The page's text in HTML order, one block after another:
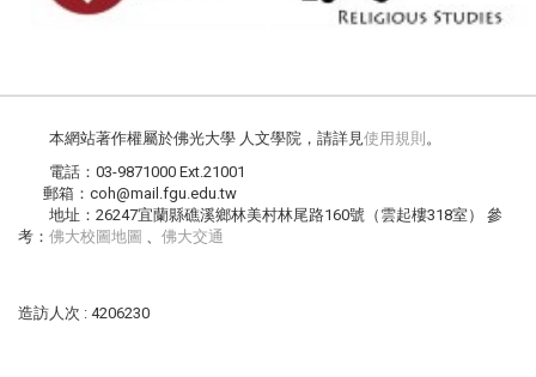
本網站著作權屬於佛光大學 人文學院，請詳見 使用規則 。
電話：03-9871000 Ext.21001
郵箱：coh@mail.fgu.edu.tw
地址：26247宜蘭縣礁溪鄉林美村林尾路160號（雲起樓318室） 參
考： 佛大校圖地圖 佛大交通
造訪人次 : 4206230